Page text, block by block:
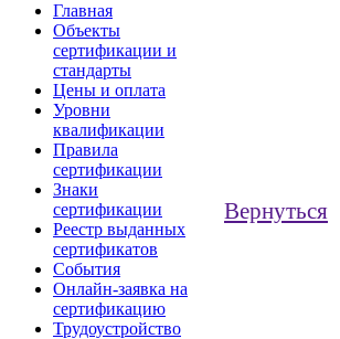
Главная
Объекты
сертификации и
стандарты
Цены и оплата
Уровни
квалификации
Правила
сертификации
Знаки
сертификации
Реестр выданных
сертификатов
События
Онлайн-заявка на
сертификацию
Трудоустройство
Вернуться